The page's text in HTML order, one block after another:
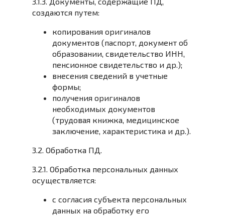
создаются путем:
копирования оригиналов
документов (паспорт, документ об
образовании, свидетельство ИНН,
пенсионное свидетельство и др.);
внесения сведений в учетные
формы;
получения оригиналов
необходимых документов
(трудовая книжка, медицинское
заключение, характеристика и др.).
3.2. Обработка ПД.
3.2.1. Обработка персональных данных
осуществляется:
с согласия субъекта персональных
данных на обработку его